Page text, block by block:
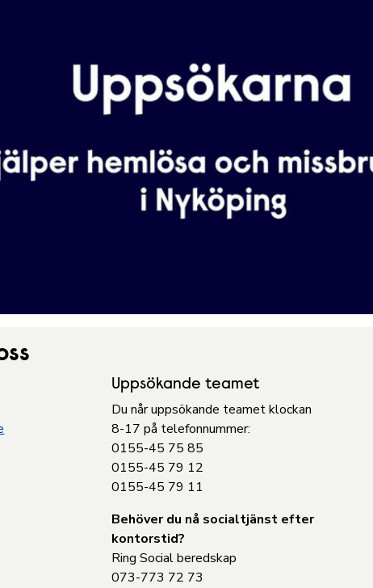
Uppsökande teamet
Du når uppsökande teamet klockan
8-17 på telefonnummer:
0155-45 75 85
0155-45 79 12
0155-45 79 11
Behöver du nå socialtjänst efter
kontorstid?
Ring Social beredskap
073-773 72 73